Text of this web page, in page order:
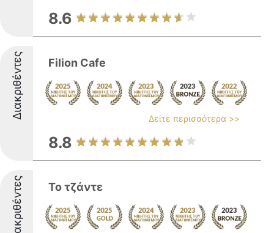
8.6
Διακριθέντες Filion Cafe
Δείτε περισσότερα >>
8.8
Διακριθέντες Το τζάντε